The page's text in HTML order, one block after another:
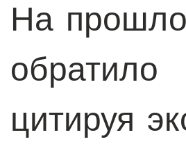
На
цитируя